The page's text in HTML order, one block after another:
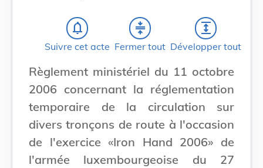
notifications_none
Suivre cet acte
compress
Fermer tout
expand
Développer tout
Règlement ministériel du 11 octobre
2006 concernant la réglementation
temporaire de la circulation sur
divers tronçons de route à l'occasion
de l'exercice «Iron Hand 2006» de
l'armée luxembourgeoise du 27